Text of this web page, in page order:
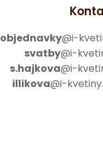
objednavky@i-
svatby@i-
s.hajkova@i-
illikova@i-